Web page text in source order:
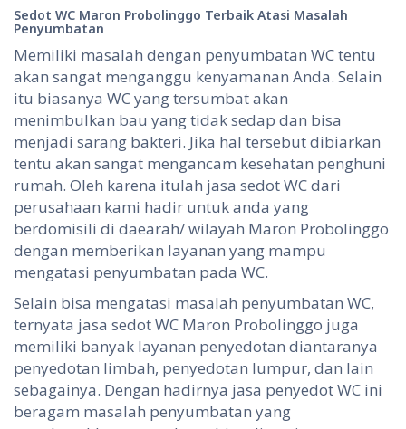
Sedot WC Maron Probolinggo Terbaik Atasi Masalah
Penyumbatan
Memiliki masalah dengan penyumbatan WC tentu
akan sangat menganggu kenyamanan Anda. Selain
itu biasanya WC yang tersumbat akan
menimbulkan bau yang tidak sedap dan bisa
menjadi sarang bakteri. Jika hal tersebut dibiarkan
tentu akan sangat mengancam kesehatan penghuni
rumah. Oleh karena itulah jasa sedot WC dari
perusahaan kami hadir untuk anda yang
berdomisili di daearah/ wilayah Maron Probolinggo
dengan memberikan layanan yang mampu
mengatasi penyumbatan pada WC.
Selain bisa mengatasi masalah penyumbatan WC,
ternyata jasa sedot WC Maron Probolinggo juga
memiliki banyak layanan penyedotan diantaranya
penyedotan limbah, penyedotan lumpur, dan lain
sebagainya. Dengan hadirnya jasa penyedot WC ini
beragam masalah penyumbatan yang